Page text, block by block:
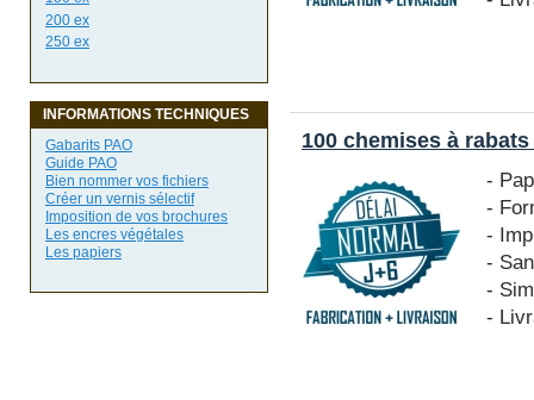
200 ex
250 ex
INFORMATIONS TECHNIQUES
Gabarits PAO
Guide PAO
Bien nommer vos fichiers
Créer un vernis sélectif
Imposition de vos brochures
Les encres végétales
Les papiers
100 chemises à
-
-
-
-
-
-